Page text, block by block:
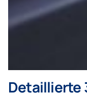
Detaillierte